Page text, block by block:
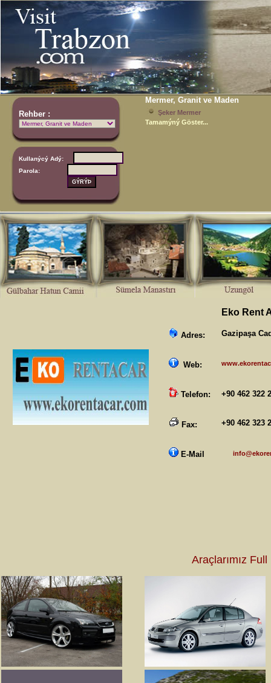
Rehber :
Mermer, Granit ve Maden
Şeker Mermer
Tamamýný Göster...
Kullanýcý Adý:
Parola:
Eko Rent
Adres: Gazipaşa
Web:
Telefon: +90 462
Fax: +90 462 323
E-Mail
Araçlarımız